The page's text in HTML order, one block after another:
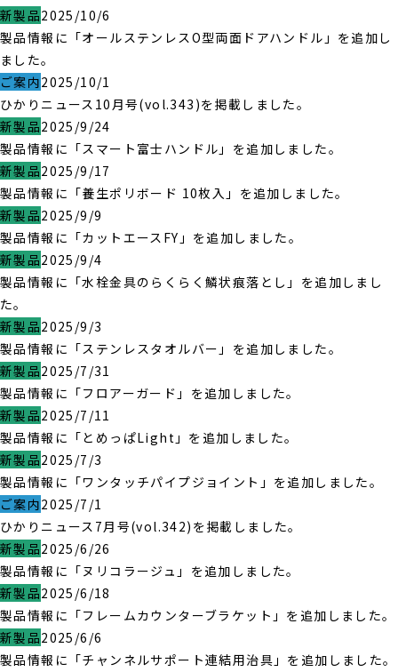
新製品2025/10/6
製品情報に「オールステンレスO型両面ドアハンドル」を追加し
ました。
ご案内2025/10/1
ひかりニュース10月号(vol.343)を掲載しました。
新製品2025/9/24
製品情報に「スマート富士ハンドル」を追加しました。
新製品2025/9/17
製品情報に「養生ポリボード 10枚入」を追加しました。
新製品2025/9/9
製品情報に「カットエースFY」を追加しました。
新製品2025/9/4
製品情報に「水栓金具のらくらく鱗状痕落とし」を追加しまし
た。
新製品2025/9/3
製品情報に「ステンレスタオルバー」を追加しました。
新製品2025/7/31
製品情報に「フロアーガード」を追加しました。
新製品2025/7/11
製品情報に「とめっぱLight」を追加しました。
新製品2025/7/3
製品情報に「ワンタッチパイプジョイント」を追加しました。
ご案内2025/7/1
ひかりニュース7月号(vol.342)を掲載しました。
新製品2025/6/26
製品情報に「ヌリコラージュ」を追加しました。
新製品2025/6/18
製品情報に「フレームカウンターブラケット」を追加しました。
新製品2025/6/6
製品情報に「チャンネルサポート連結用治具」を追加しました。